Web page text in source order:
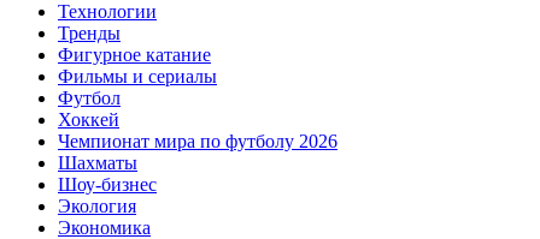
Технологии
Тренды
Фигурное катание
Фильмы и сериалы
Футбол
Хоккей
Чемпионат мира по футболу 2026
Шахматы
Шоу-бизнес
Экология
Экономика